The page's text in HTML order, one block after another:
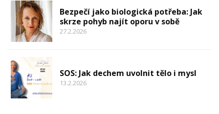
Bezpečí jako biologická potřeba: Jak
skrze pohyb najít oporu v sobě
27.2.2026
SOS: Jak dechem uvolnit tělo i mysl
13.2.2026